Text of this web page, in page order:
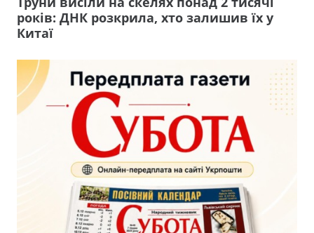
років: ДНК розкрила, хто залишив їх у
Китаї